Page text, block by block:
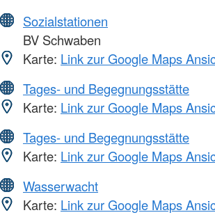
Sozialstationen
BV Schwaben
Karte: Link zur Google Maps
Tages- und Begegnungsstätte
Karte: Link zur Google Maps
Tages- und Begegnungsstätte
Karte: Link zur Google Maps
Wasserwacht
Karte: Link zur Google Maps